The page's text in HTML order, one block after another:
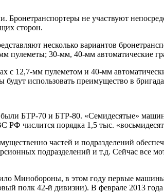
не участвуют
сторон.
несколько вариантов
пулеметы; 30-мм, 40-мм автоматические
12,7-мм пулеметом и 40-мм
использовать преимущество в
БТР-70 и БТР-80. «Семидесятые»
числится порядка 1,5 тыс.
частей и подразделений
подразделений и т.д. Сейчас все
Минобороны, в этом году первые
полк 42-й дивизии). В феврале 2013